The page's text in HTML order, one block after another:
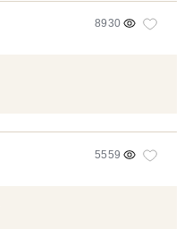
8930
5559